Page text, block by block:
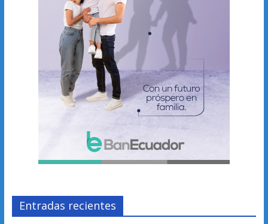
Entradas recientes